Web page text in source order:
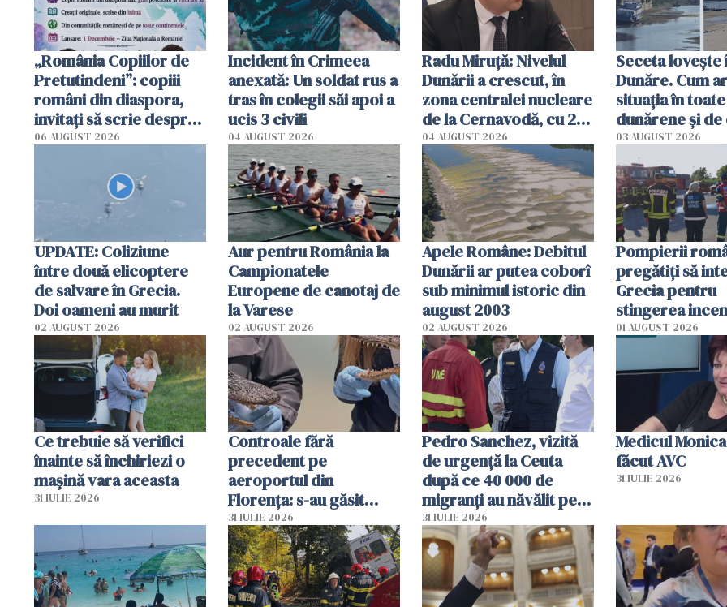
„România Copiilor de
Pretutindeni”: copiii
români din diaspora,
invitați să scrie despre
România într-un volum
06 AUGUST 2026
Incident în Crimeea
anexată: Un soldat rus a
tras în colegii săi apoi a
ucis 3 civili
04 AUGUST 2026
Radu Miruţă: Nivelul
Dunării a crescut, în
zona centralei nucleare
de la Cernavodă, cu 2
cm faţă de ziua trecută
04 AUGUST 2026
Seceta
Dunăre. Cum
situația în
dunărene și de
România
efectele, deși a
în iulie
03 AUGUST 2026
UPDATE: Coliziune
între două elicoptere
de salvare în Grecia.
Doi oameni au murit
02 AUGUST 2026
Aur pentru România la
Campionatele
Europene de canotaj de
la Varese
02 AUGUST 2026
Apele Române: Debitul
Dunării ar putea coborî
sub minimul istoric din
august 2003
02 AUGUST 2026
Pompierii
pregătiţi să
Grecia pentru
stingerea
01 AUGUST 2026
Ce trebuie să verifici
înainte să închiriezi o
mașină vara aceasta
31 IULIE 2026
Controale fără
precedent pe
aeroportul din
Florența: s-au găsit
capete de aligator și o
sumă imensă de bani
31 IULIE 2026
Pedro Sanchez, vizită
de urgență la Ceuta
după ce 40 000 de
migranți au năvălit pe
teritoriul spaniol: „Vom
mobiliza toate
resursele"
31 IULIE 2026
Medicul
făcut AVC
31 IULIE 2026